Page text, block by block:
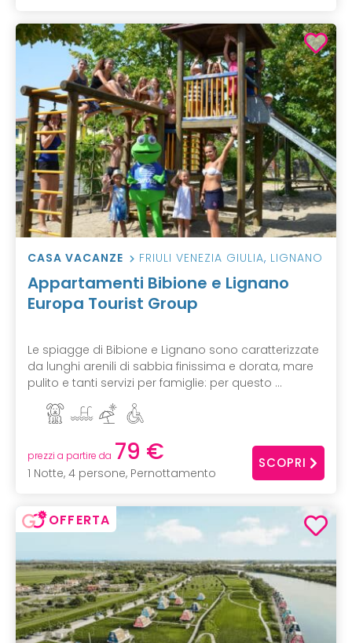
CASA VACANZE FRIULI VENEZIA GIULIA, LIGNANO
Appartamenti Bibione e Lignano
Europa Tourist Group
Le spiagge di Bibione e Lignano sono caratterizzate
da lunghi arenili di sabbia finissima e dorata, mare
pulito e tanti servizi per famiglie: per questo ...
prezzi a partire da 79 €
1 Notte, 4 persone, Pernottamento
SCOPRI
OFFERTA